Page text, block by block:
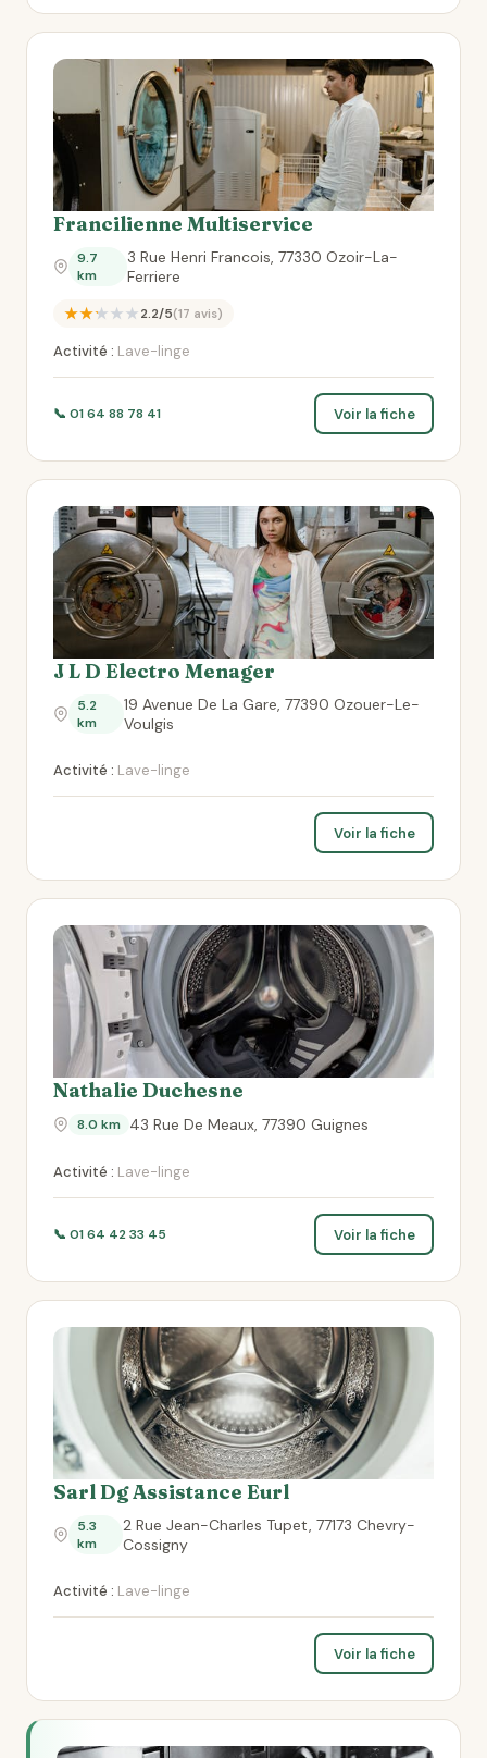
Francilienne Multiservice
9.7
km
3 Rue Henri Francois, 77330 Ozoir-La-
Ferriere
★★★★★2.2/5(17 avis)
Activité : Lave-linge
📞 01 64 88 78 41 Voir la fiche
J L D Electro Menager
5.2
km
19 Avenue De La Gare, 77390 Ozouer-Le-
Voulgis
Activité : Lave-linge
Voir la fiche
Nathalie Duchesne
8.0 km 43 Rue De Meaux, 77390 Guignes
Activité : Lave-linge
📞 01 64 42 33 45 Voir la fiche
Sarl Dg Assistance Eurl
5.3
km
2 Rue Jean-Charles Tupet, 77173 Chevry-
Cossigny
Activité : Lave-linge
Voir la fiche